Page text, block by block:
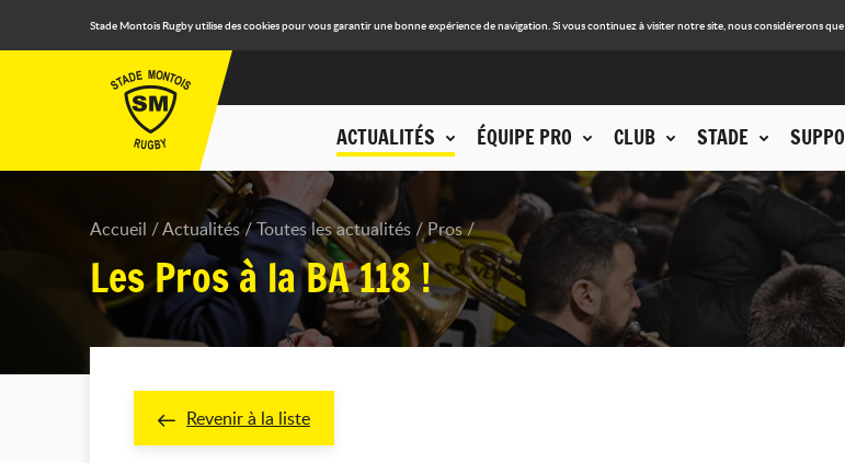
Stade Montois Rugby utilise des cookies pour vous garantir une bonne expérience de navigation. Si vous continuez à visiter notre site, nous considérerons
ACTUALITÉS ÉQUIPE PRO CLUB STADE
Accueil Actualités Toutes les actualités Pros
Les Pros à la BA 118 !
Revenir à la liste